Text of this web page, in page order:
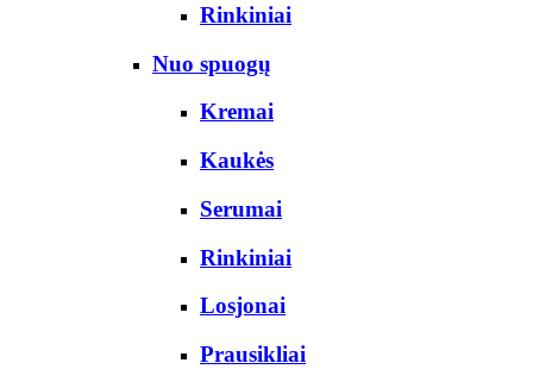
Rinkiniai
Nuo spuogų
Kremai
Kaukės
Serumai
Rinkiniai
Losjonai
Prausikliai